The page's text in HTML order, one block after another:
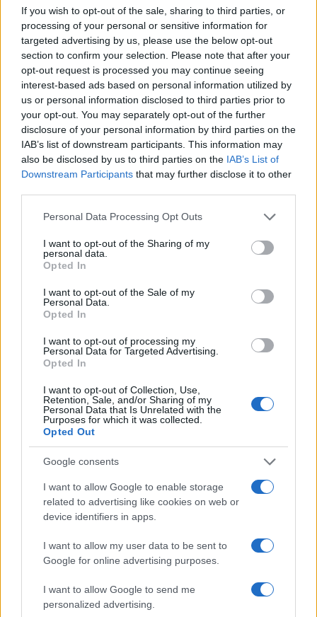
If you wish to opt-out of the sale, sharing to third parties, or
processing of your personal or sensitive information for
targeted advertising by us, please use the below opt-out
section to confirm your selection. Please note that after your
opt-out request is processed you may continue seeing
interest-based ads based on personal information utilized by
us or personal information disclosed to third parties prior to
your opt-out. You may separately opt-out of the further
disclosure of your personal information by third parties on the
IAB’s list of downstream participants. This information may
also be disclosed by us to third parties on the IAB’s List of
Downstream Participants that may further disclose it to other
Please note that this website/app uses one or more Google
not limited to your visit or usage behaviour. You may click to
grant or deny consent to Google and its third-party tags to
use your data for below specified purposes in below Google
consent section.
Personal Data Processing Opt Outs
I want to opt-out of the Sharing of my
personal data.
Opted In
I want to opt-out of the Sale of my
Personal Data.
Opted In
I want to opt-out of processing my
Personal Data for Targeted Advertising.
Opted In
I want to opt-out of Collection, Use,
Retention, Sale, and/or Sharing of my
Personal Data that Is Unrelated with the
Purposes for which it was collected.
Opted Out
Google consents
I want to allow Google to enable storage
related to advertising like cookies on web or
device identifiers in apps.
I want to allow my user data to be sent to
Google for online advertising purposes.
I want to allow Google to send me
personalized advertising.
AUTORE
AiAdhubMedia
Continua a leggere